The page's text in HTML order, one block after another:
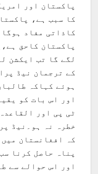
پاکستان اور
کا سبب ہے،
کاذاتی مفاد
پاکستان کاحق
لگے گا تب ایکشن
کے ترجمان نیڈ
ہوئے کہاکہ
اور اس بات کو
ٹی پی اور
خطرہ نہ ہو۔نیڈ
کہ افغانستان
پناہ حاصل کرنا
اور اس حوالے سے